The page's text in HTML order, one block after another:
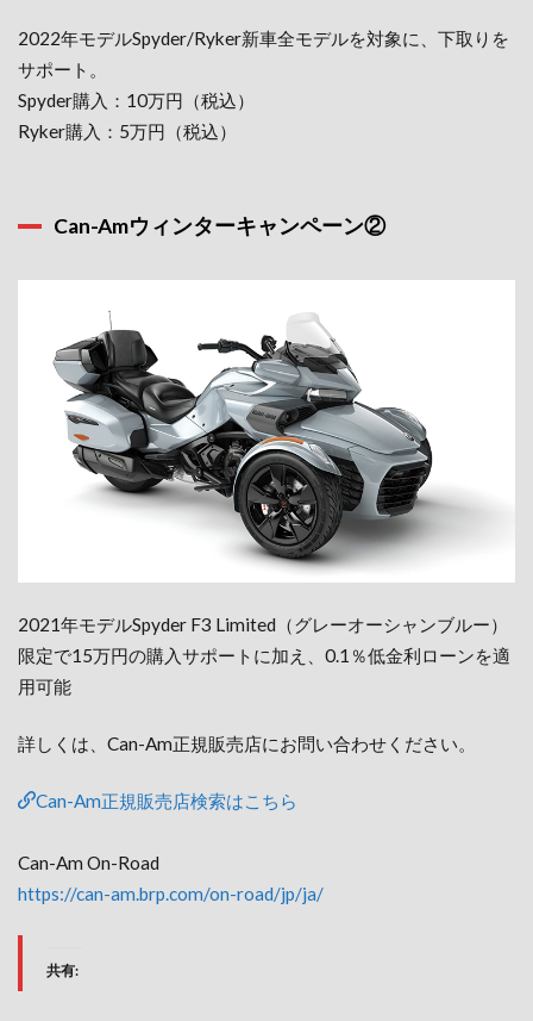
2022年モデルSpyder/Ryker新車全モデルを対象に、下取りを
サポート。
Spyder購入：10万円（税込）
Ryker購入：5万円（税込）
Can-Amウィンターキャンペーン②
2021年モデルSpyder F3 Limited（グレーオーシャンブルー）
限定で15万円の購入サポートに加え、0.1％低金利ローンを適
用可能
詳しくは、Can-Am正規販売店にお問い合わせください。
Can-Am正規販売店検索はこちら
Can-Am On-Road
https://can-am.brp.com/on-road/jp/ja/
共有: